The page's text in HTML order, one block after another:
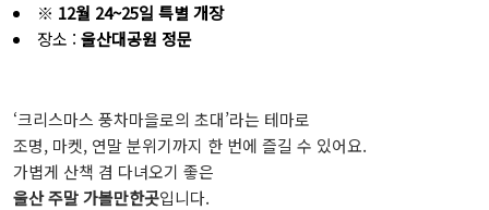
※ 12월 24~25일 특별 개장
장소 : 울산대공원 정문
‘크리스마스 풍차마을로의 초대’라는 테마로
조명, 마켓, 연말 분위기까지 한 번에 즐길 수 있어요.
가볍게 산책 겸 다녀오기 좋은
울산 주말 가볼만한곳입니다.